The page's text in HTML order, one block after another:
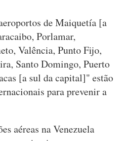
de Maiquetía [a
Porlamar,
Valência, Punto Fijo,
Santo Domingo, Puerto
[a sul da capital]" estão
para prevenir a
aéreas na Venezuela